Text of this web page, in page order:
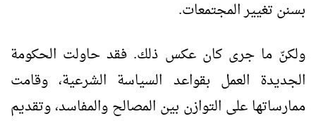
بسنن تغيير المجتمعات.
ولكنّ ما جرى كان عكس ذلك. فقد حاولت الحكومة
الجديدة العمل بقواعد السياسة الشرعية، وقامت
ممارساتها على التوازن بين المصالح والمفاسد، وتقديم